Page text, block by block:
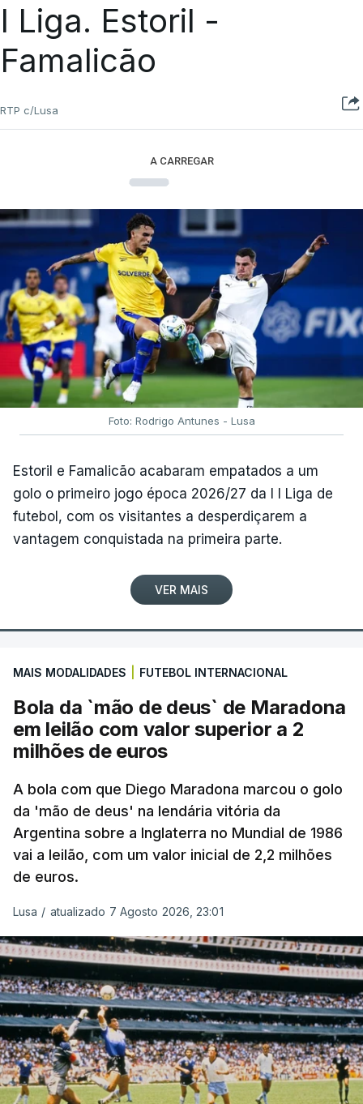
I Liga. Estoril -
Famalicão
RTP c/Lusa
A CARREGAR
Foto: Rodrigo Antunes - Lusa
Estoril e Famalicão acabaram empatados a um
golo o primeiro jogo época 2026/27 da I I Liga de
futebol, com os visitantes a desperdiçarem a
vantagem conquistada na primeira parte.
VER MAIS
MAIS MODALIDADES FUTEBOL INTERNACIONAL
Bola da `mão de deus` de Maradona
em leilão com valor superior a 2
milhões de euros
A bola com que Diego Maradona marcou o golo
da 'mão de deus' na lendária vitória da
Argentina sobre a Inglaterra no Mundial de 1986
vai a leilão, com um valor inicial de 2,2 milhões
de euros.
Lusa / atualizado 7 Agosto 2026, 23:01